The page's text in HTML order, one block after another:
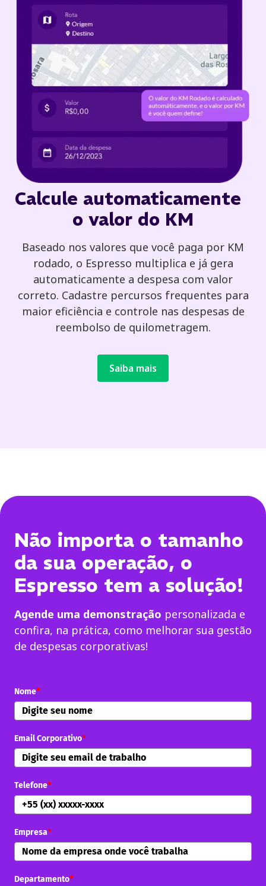
Calcule automaticamente
o valor do KM
Baseado nos valores que você paga por KM
rodado, o Espresso multiplica e já gera
automaticamente a despesa com valor
correto. Cadastre percursos frequentes para
maior eficiência e controle nas despesas de
reembolso de quilometragem.
Saiba mais
Não importa o tamanho
da sua operação, o
Espresso tem a solução!
Agende uma demonstração personalizada e
confira, na prática, como melhorar sua gestão
de despesas corporativas!
Nome*
Email Corporativo*
Telefone*
Empresa*
Departamento*